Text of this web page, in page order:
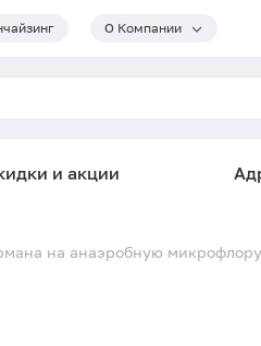
О Компании
и акции
на анаэробную